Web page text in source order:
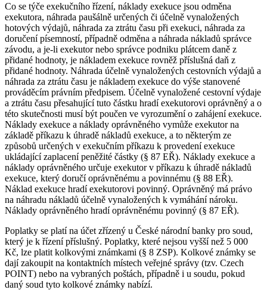
Co se týče exekučního řízení, náklady exekuce jsou odměna
exekutora, náhrada paušálně určených či účelně vynaložených
hotových výdajů, náhrada za ztrátu času při exekuci, náhrada za
doručení písemností, případně odměna a náhrada nákladů správce
závodu, a je-li exekutor nebo správce podniku plátcem daně z
přidané hodnoty, je nákladem exekuce rovněž příslušná daň z
přidané hodnoty. Náhrada účelně vynaložených cestovních výdajů a
náhrada za ztrátu času je nákladem exekuce do výše stanovené
prováděcím právním předpisem. Účelně vynaložené cestovní výdaje
a ztrátu času přesahující tuto částku hradí exekutorovi oprávněný a o
této skutečnosti musí být poučen ve vyrozumění o zahájení exekuce.
Náklady exekuce a náklady oprávněného vymůže exekutor na
základě příkazu k úhradě nákladů exekuce, a to některým ze
způsobů určených v exekučním příkazu k provedení exekuce
ukládající zaplacení peněžité částky (§ 87 EŘ). Náklady exekuce a
náklady oprávněného určuje exekutor v příkazu k úhradě nákladů
exekuce, který doručí oprávněnému a povinnému (§ 88 EŘ).
Náklad exekuce hradí exekutorovi povinný. Oprávněný má právo
na náhradu nákladů účelně vynaložených k vymáhání nároku.
Náklady oprávněného hradí oprávněnému povinný (§ 87 EŘ).
Poplatky se platí na účet zřízený u České národní banky pro soud,
který je k řízení příslušný. Poplatky, které nejsou vyšší než 5 000
Kč, lze platit kolkovými známkami (§ 8 ZSP). Kolkové známky se
dají zakoupit na kontaktních místech veřejné správy (tzv. Czech
POINT) nebo na vybraných poštách, případně i u soudu, pokud
daný soud tyto kolkové známky nabízí.